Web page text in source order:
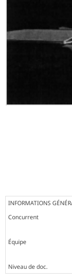
INFORMATIONS
Concurrent
Équipe
Niveau de doc.